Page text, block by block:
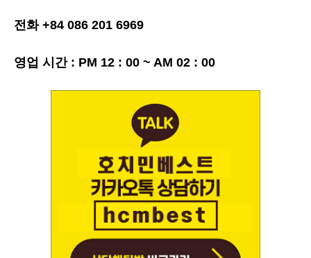
전화 +84 086 201 6969
영업 시간 : PM 12 : 00 ~ AM 02 : 00